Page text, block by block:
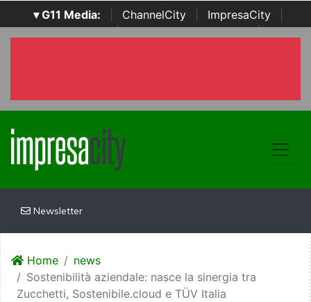
▾ G11 Media: ChannelCity ImpresaCity
SecurityOpenLab | Italian Channel Awards | Italian
Newsletter
Home
news
Sostenibilità aziendale: nasce la sinergia tra
Zucchetti, Sostenibile.cloud e TÜV Italia